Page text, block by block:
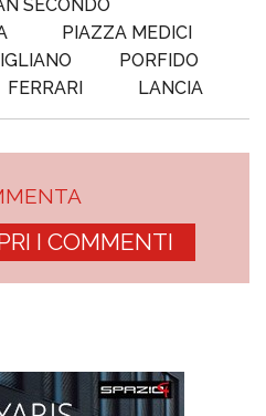
SECONDO
PIAZZA MEDICI
PORFIDO
FERRARI LANCIA
I COMMENTI